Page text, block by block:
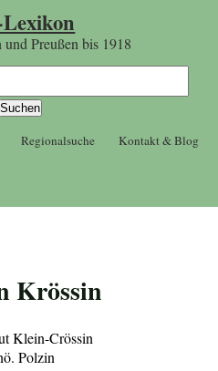
Preußen bis 1918
Regionalsuche Kontakt & Blog
Krössin
Klein-Crössin
Polzin